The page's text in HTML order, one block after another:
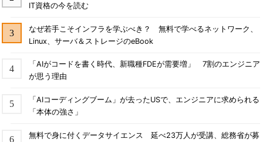
IT資格の今を読む
なぜ若手こそインフラを学ぶべき？ 無料で学べるネットワーク、
Linux、サーバ＆ストレージのeBook
「AIがコードを書く時代、新職種FDEが需要増」 7割のエンジニア
が思う理由
「AIコーディングブーム」が去ったUSで、エンジニアに求められる
「本体の強さ」
無料で身に付くデータサイエンス 延べ23万人が受講、総務省が募